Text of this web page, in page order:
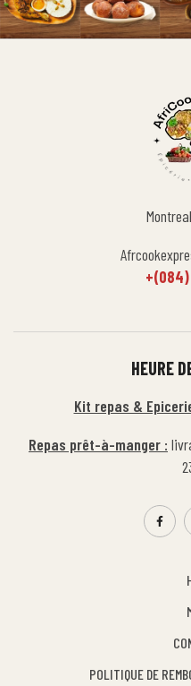
POLITIQUE DE
HEURE
Kit repas &
Repas prêt-à-manger :